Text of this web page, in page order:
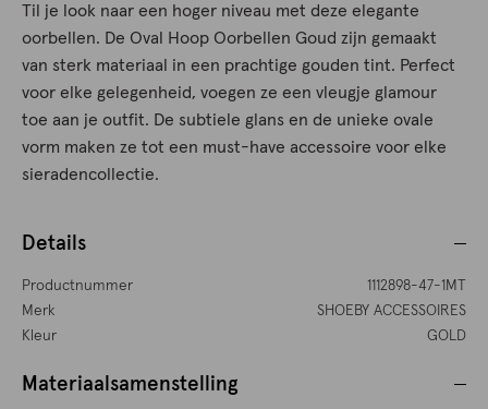
Til je look naar een hoger niveau met deze elegante
oorbellen. De Oval Hoop Oorbellen Goud zijn gemaakt
van sterk materiaal in een prachtige gouden tint. Perfect
voor elke gelegenheid, voegen ze een vleugje glamour
toe aan je outfit. De subtiele glans en de unieke ovale
vorm maken ze tot een must-have accessoire voor elke
sieradencollectie.
Details
Productnummer
1112898-47-1MT
Merk
SHOEBY ACCESSOIRES
Kleur
GOLD
Materiaalsamenstelling